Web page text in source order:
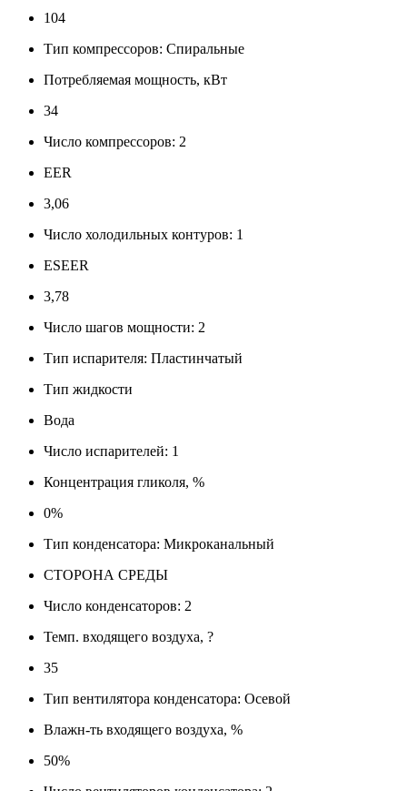
104
Тип компрессоров: Спиральные
Потребляемая мощность, кВт
34
Число компрессоров: 2
EER
3,06
Число холодильных контуров: 1
ESEER
3,78
Число шагов мощности: 2
Тип испарителя: Пластинчатый
Тип жидкости
Вода
Число испарителей: 1
Концентрация гликоля, %
0%
Тип конденсатора: Микроканальный
СТОРОНА СРЕДЫ
Число конденсаторов: 2
Темп. входящего воздуха, ?
35
Тип вентилятора конденсатора: Осевой
Влажн-ть входящего воздуха, %
50%